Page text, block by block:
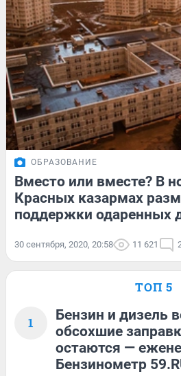
ОБРАЗОВАНИЕ
Вместо или вместе? В
Красных казармах
поддержки одаренных
30 сентября, 2020, 20:58 11 621
ТОП 5
1
Бензин и дизель
обсохшие
остаются —
Бензинометр